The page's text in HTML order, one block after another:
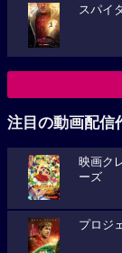
スパイ
注目の動画配信
映画ク
ーズ
プロジ